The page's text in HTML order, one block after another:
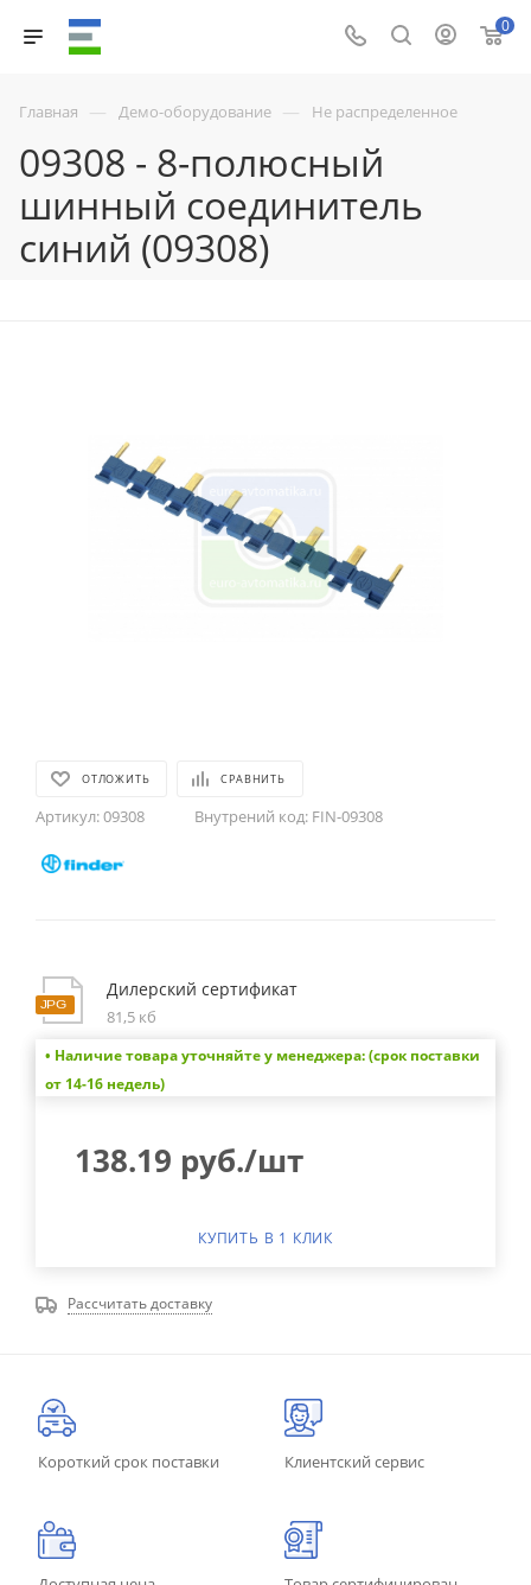
0
Главная — Демо-оборудование — Не распределенное
09308 - 8-полюсный
шинный соединитель
синий (09308)
ОТЛОЖИТЬ СРАВНИТЬ
Артикул:09308 Внутрений код: FIN-09308
Дилерский сертификат
81,5 кб
• Наличие товара уточняйте у менеджера: (срок поставки
от 14-16 недель)
138.19 руб./шт
КУПИТЬ В 1 КЛИК
Рассчитать доставку
Короткий срок поставки Клиентский сервис